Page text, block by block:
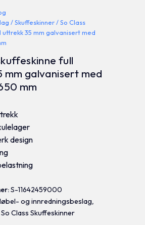
/Skuffeskinner/ So Class
uttrekk 35 mm galvanisert med
full
mm galvanisert med
mm
design
S-11642459000
og innredningsbeslag,
So Class Skuffeskinner